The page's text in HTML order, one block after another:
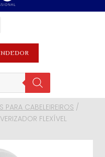
PARA CABELEIREIROS /
FLEXÍVEL